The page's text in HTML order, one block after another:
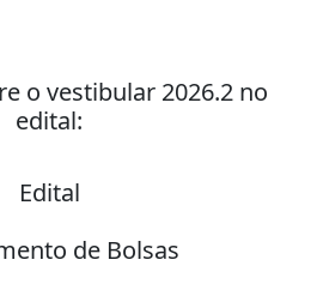
o vestibular 2026.2 no
edital:
Edital
de Bolsas